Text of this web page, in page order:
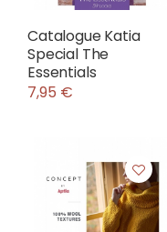
Catalogue Katia
Special The
Essentials
7,95 €